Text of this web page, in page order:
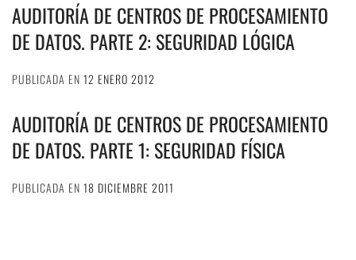
AUDITORÍA DE CENTROS DE PROCESAMIENTO
DE DATOS. PARTE 2: SEGURIDAD LÓGICA
PUBLICADA EN 12 ENERO 2012
AUDITORÍA DE CENTROS DE PROCESAMIENTO
DE DATOS. PARTE 1: SEGURIDAD FÍSICA
PUBLICADA EN 18 DICIEMBRE 2011